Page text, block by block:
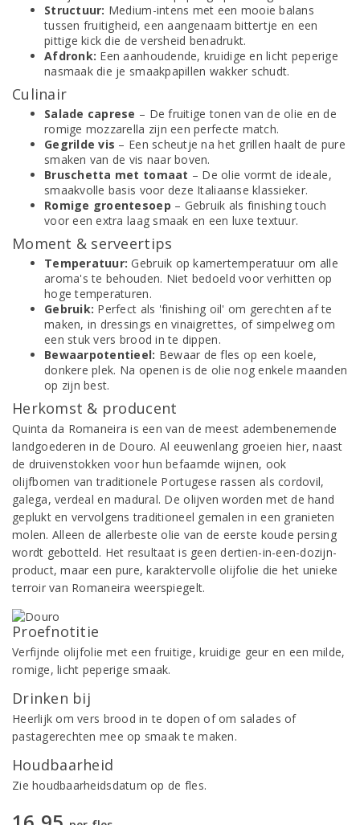
Structuur: Medium-intens met een mooie balans
tussen fruitigheid, een aangenaam bittertje en een
pittige kick die de versheid benadrukt.
Afdronk: Een aanhoudende, kruidige en licht peperige
nasmaak die je smaakpapillen wakker schudt.
Culinair
Salade caprese – De fruitige tonen van de olie en de
romige mozzarella zijn een perfecte match.
Gegrilde vis – Een scheutje na het grillen haalt de pure
smaken van de vis naar boven.
Bruschetta met tomaat – De olie vormt de ideale,
smaakvolle basis voor deze Italiaanse klassieker.
Romige groentesoep – Gebruik als finishing touch
voor een extra laag smaak en een luxe textuur.
Moment & serveertips
Temperatuur: Gebruik op kamertemperatuur om alle
aroma's te behouden. Niet bedoeld voor verhitten op
hoge temperaturen.
Gebruik: Perfect als 'finishing oil' om gerechten af te
maken, in dressings en vinaigrettes, of simpelweg om
een stuk vers brood in te dippen.
Bewaarpotentieel: Bewaar de fles op een koele,
donkere plek. Na openen is de olie nog enkele maanden
op zijn best.
Herkomst & producent
Quinta da Romaneira is een van de meest adembenemende
landgoederen in de Douro. Al eeuwenlang groeien hier, naast
de druivenstokken voor hun befaamde wijnen, ook
olijfbomen van traditionele Portugese rassen als cordovil,
galega, verdeal en madural. De olijven worden met de hand
geplukt en vervolgens traditioneel gemalen in een granieten
molen. Alleen de allerbeste olie van de eerste koude persing
wordt gebotteld. Het resultaat is geen dertien-in-een-dozijn-
product, maar een pure, karaktervolle olijfolie die het unieke
terroir van Romaneira weerspiegelt.
Proefnotitie
Verfijnde olijfolie met een fruitige, kruidige geur en een milde,
romige, licht peperige smaak.
Drinken bij
Heerlijk om vers brood in te dopen of om salades of
pastagerechten mee op smaak te maken.
Houdbaarheid
Zie houdbaarheidsdatum op de fles.